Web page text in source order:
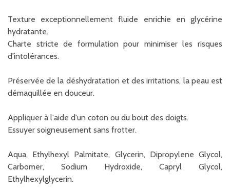
Texture exceptionnellement fluide enrichie en glycérine
hydratante.
Charte stricte de formulation pour minimiser les risques
d'intolérances.
Préservée de la déshydratation et des irritations, la peau est
démaquillée en douceur.
Appliquer à l'aide d'un coton ou du bout des doigts.
Essuyer soigneusement sans frotter.
Aqua, Ethylhexyl Palmitate, Glycerin, Dipropylene Glycol,
Carbomer, Sodium Hydroxide, Capryl Glycol,
Ethylhexylglycerin.